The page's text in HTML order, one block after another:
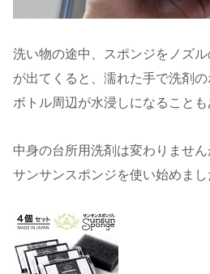
洗い物の途中、スポンジをノズ
が出てくると、濡れた手で洗剤の
ボトル周辺が水浸しになることも
中身の台所用洗剤は変わりませ
サンサンスポンジを使い始めまし